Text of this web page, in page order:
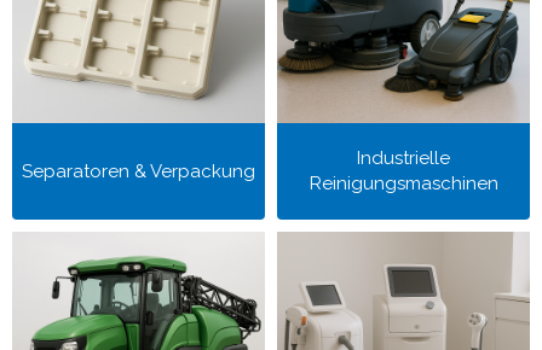
Separatoren & Verpackung
Industrielle
Reinigungsmaschinen